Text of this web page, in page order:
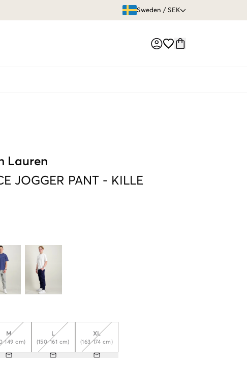
Sweden / SEK
Lauren
JOGGER PANT - KILLE
M
149 cm)
L
(150-161 cm)
XL
(163-174 cm)